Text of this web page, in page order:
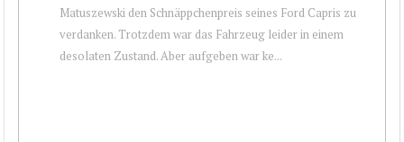
Matuszewski den Schnäppchenpreis seines Ford Capris zu
verdanken. Trotzdem war das Fahrzeug leider in einem
desolaten Zustand. Aber aufgeben war ke...